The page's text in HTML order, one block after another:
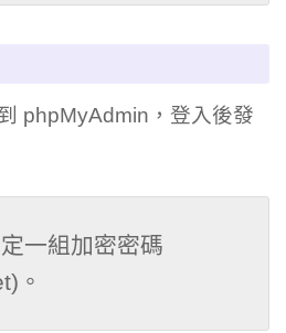
phpMyAdmin，登入後發
一組加密密碼
。